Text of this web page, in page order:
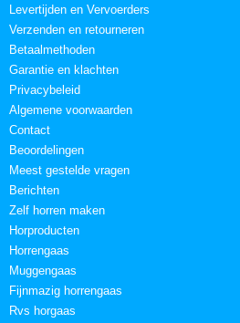
Levertijden en Vervoerders
Verzenden en retourneren
Betaalmethoden
Garantie en klachten
Privacybeleid
Algemene voorwaarden
Contact
Beoordelingen
Meest gestelde vragen
Berichten
Zelf horren maken
Horproducten
Horrengaas
Muggengaas
Fijnmazig horrengaas
Rvs horgaas